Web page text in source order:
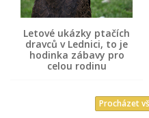
Letové ukázky ptačích
dravců v Lednici, to je
hodinka zábavy pro
celou rodinu
Procházet